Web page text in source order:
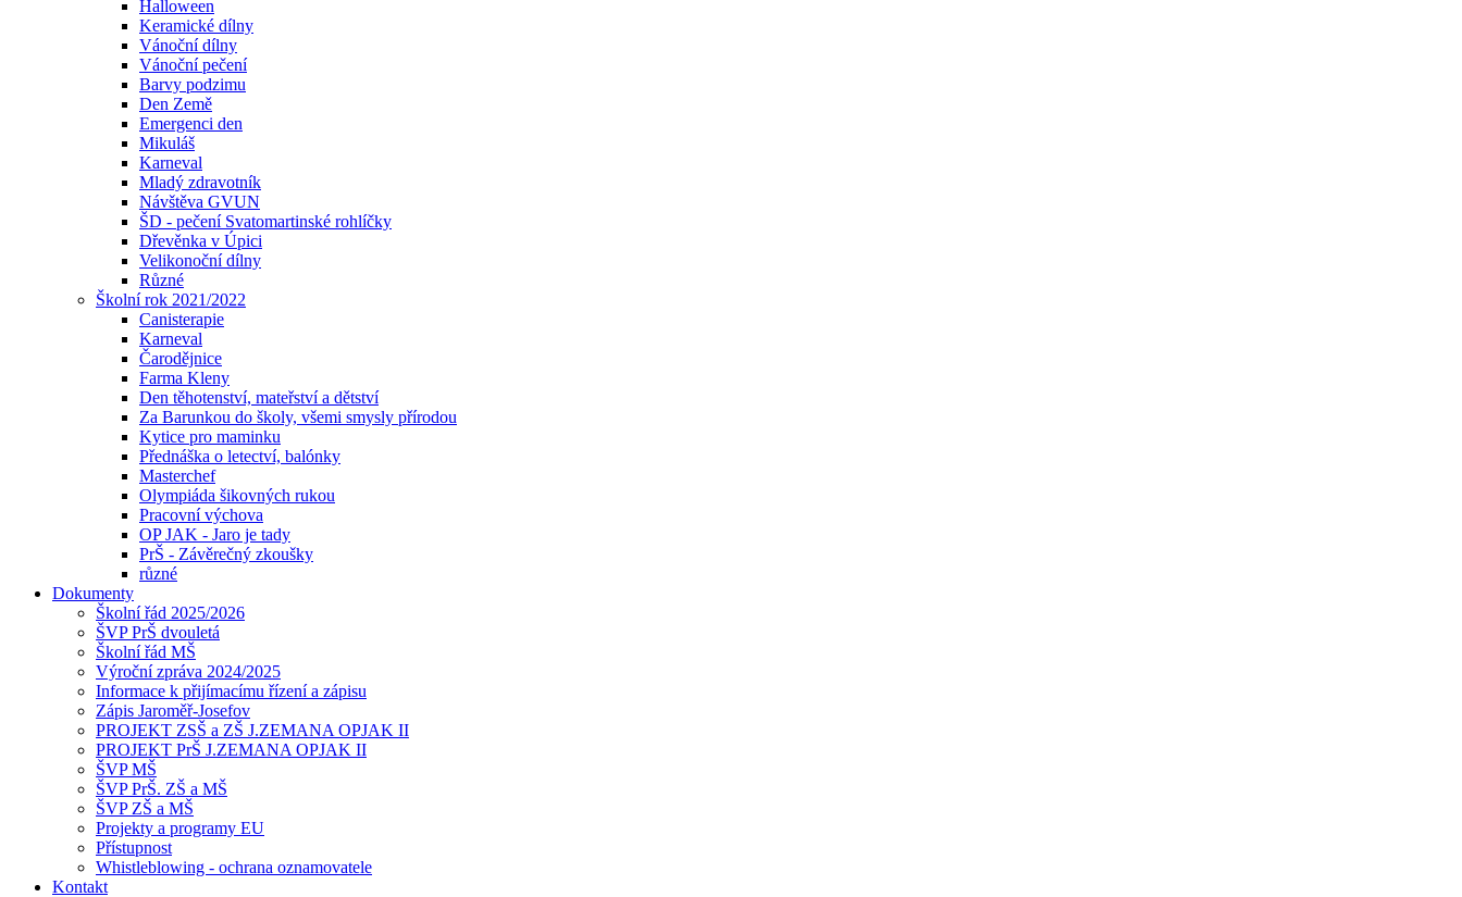
Halloween
Keramické dílny
Vánoční dílny
Vánoční pečení
Barvy podzimu
Den Země
Emergenci den
Mikuláš
Karneval
Mladý zdravotník
Návštěva GVUN
ŠD - pečení Svatomartinské rohlíčky
Dřevěnka v Úpici
Velikonoční dílny
Různé
Školní rok 2021/2022
Canisterapie
Karneval
Čarodějnice
Farma Kleny
Den těhotenství, mateřství a dětství
Za Barunkou do školy, všemi smysly přírodou
Kytice pro maminku
Přednáška o letectví, balónky
Masterchef
Olympiáda šikovných rukou
Pracovní výchova
OP JAK - Jaro je tady
PrŠ - Závěrečný zkoušky
různé
Dokumenty
Školní řád 2025/2026
ŠVP PrŠ dvouletá
Školní řád MŠ
Výroční zpráva 2024/2025
Informace k přijímacímu řízení a zápisu
Zápis Jaroměř-Josefov
PROJEKT ZSŠ a ZŠ J.ZEMANA OPJAK II
PROJEKT PrŠ J.ZEMANA OPJAK II
ŠVP MŠ
ŠVP PrŠ. ZŠ a MŠ
ŠVP ZŠ a MŠ
Projekty a programy EU
Přístupnost
Whistleblowing - ochrana oznamovatele
Kontakt